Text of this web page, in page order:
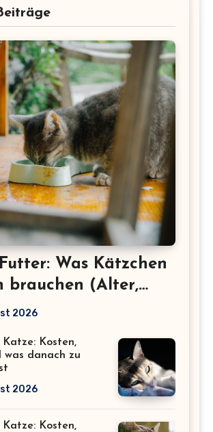
Was Kätzchen
brauchen (Alter,
Inhaltsstoffe)
2026
Kosten,
was danach zu
2026
Kosten,